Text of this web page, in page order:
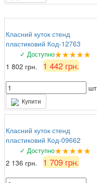
Класний куток стенд
пластиковий Код-12763
✓ Доступно★★★★★
1 802 грн. 1 442 грн.
шт
Купити
Класний куток стенд
пластиковий Код-09662
✓ Доступно★★★★★
2 136 грн. 1 709 грн.